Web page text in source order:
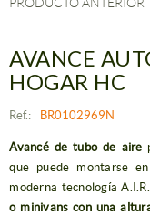
AVANCE
HOGAR HC
Ref.: BR0102969N
Avancé de tubo de aire
que puede montarse
moderna tecnología
o minivans con una